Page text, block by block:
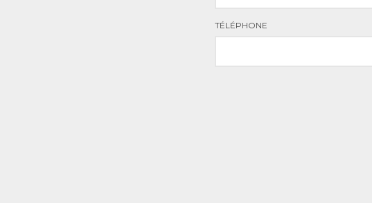
TÉLÉPHONE